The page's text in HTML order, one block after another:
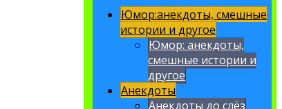
Юмор:анекдоты, смешные
истории и другое
Юмор: анекдоты,
смешные истории и
другое
Анекдоты
Анекдоты до слёз